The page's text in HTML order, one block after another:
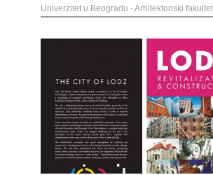
Univerzitet u Beogradu - Arhitektonski fakultet